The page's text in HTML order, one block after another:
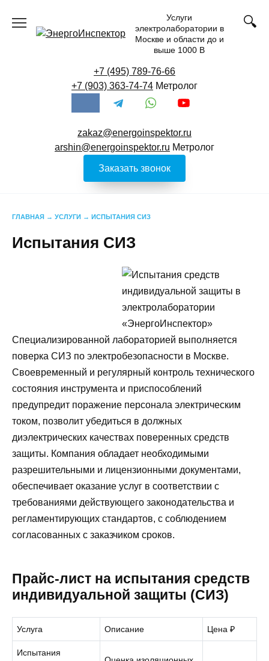
содержанию
Услуги
электролаборатории в
Москве и области до и
выше 1000 В
+7 (495) 789-76-66
+7 (903) 363-74-74 Метролог
zakaz@energoinspektor.ru
arshin@energoinspektor.ru Метролог
Заказать звонок
ГЛАВНАЯ → УСЛУГИ → ИСПЫТАНИЯ СИЗ
Испытания СИЗ
Специализированной лабораторией выполняется
поверка СИЗ по электробезопасности в Москве.
Своевременный и регулярный контроль технического
состояния инструмента и приспособлений
предупредит поражение персонала электрическим
током, позволит убедиться в должных
диэлектрических качествах поверенных средств
защиты. Компания обладает необходимыми
разрешительными и лицензионными документами,
обеспечивает оказание услуг в соответствии с
требованиями действующего законодательства и
регламентирующих стандартов, с соблюдением
согласованных с заказчиком сроков.
Прайс-лист на испытания средств
индивидуальной защиты (СИЗ)
Услуга Описание Цена ₽
Испытания